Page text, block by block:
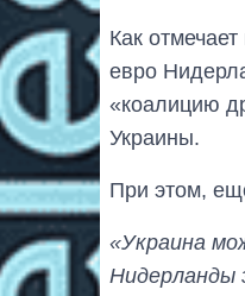
Как
евро
«коалицию
Украины.
При этом,
«Украина
Нидерланды